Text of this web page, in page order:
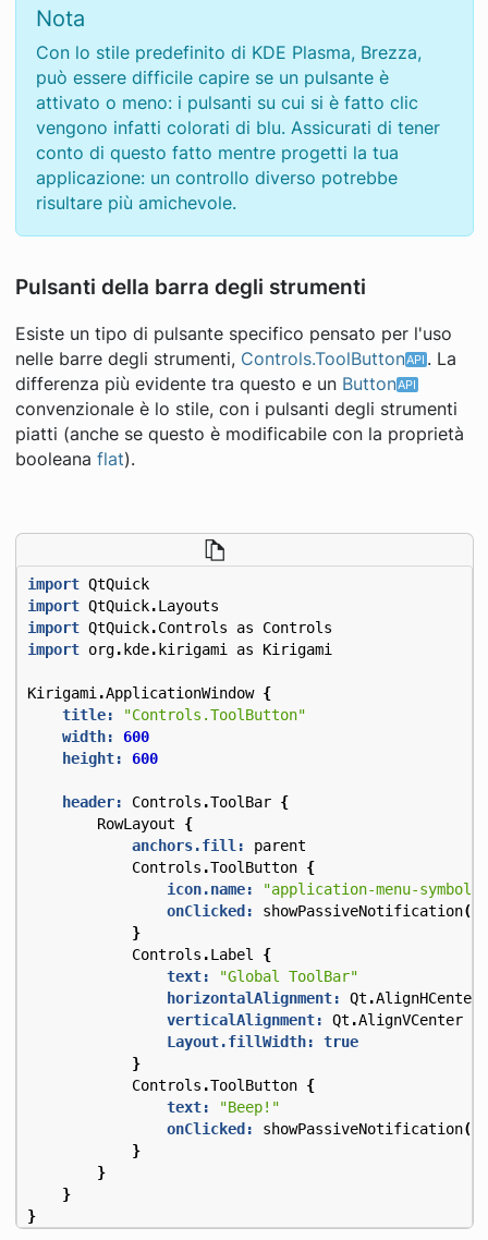
Nota
Con lo stile predefinito di KDE Plasma, Brezza,
può essere difficile capire se un pulsante è
attivato o meno: i pulsanti su cui si è fatto clic
vengono infatti colorati di blu. Assicurati di tener
conto di questo fatto mentre progetti la tua
applicazione: un controllo diverso potrebbe
risultare più amichevole.
Pulsanti della barra degli strumenti
Esiste un tipo di pulsante specifico pensato per l'uso
nelle barre degli strumenti, Controls.ToolButton
. La
differenza più evidente tra questo e un Button
convenzionale è lo stile, con i pulsanti degli strumenti
piatti (anche se questo è modificabile con la proprietà
booleana flat).
import QtQuick
import QtQuick.Layouts
import QtQuick.Controls as
Controls
import org. kde. kirigami as Kirigami
Kirigami .ApplicationWindow {
title:
"Controls.ToolButton"
width:
600
height:
600
header: Controls .ToolBar {
RowLayout
{
anchors.fill:
parent
Controls .ToolButton {
icon.name:
"application-menu-
onClicked:
showPassiveNotification(
}
Controls .Label
{
text:
"Global ToolBar"
horizontalAlignment:
Qt .AlignHCenter
verticalAlignment:
Qt .AlignVCenter
Layout.fillWidth:
true
}
Controls .ToolButton {
text:
"Beep!"
onClicked:
showPassiveNotification(
}
}
}
}